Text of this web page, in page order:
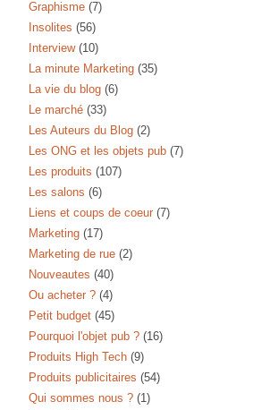
Graphisme (7)
Insolites (56)
Interview (10)
La minute Marketing (35)
La vie du blog (6)
Le marché (33)
Les Auteurs du Blog (2)
Les ONG et les objets pub (7)
Les produits (107)
Les salons (6)
Liens et coups de coeur (7)
Marketing (17)
Marketing de rue (2)
Nouveautes (40)
Ou acheter ? (4)
Petit budget (45)
Pourquoi l'objet pub ? (16)
Produits High Tech (9)
Produits publicitaires (54)
Qui sommes nous ? (1)